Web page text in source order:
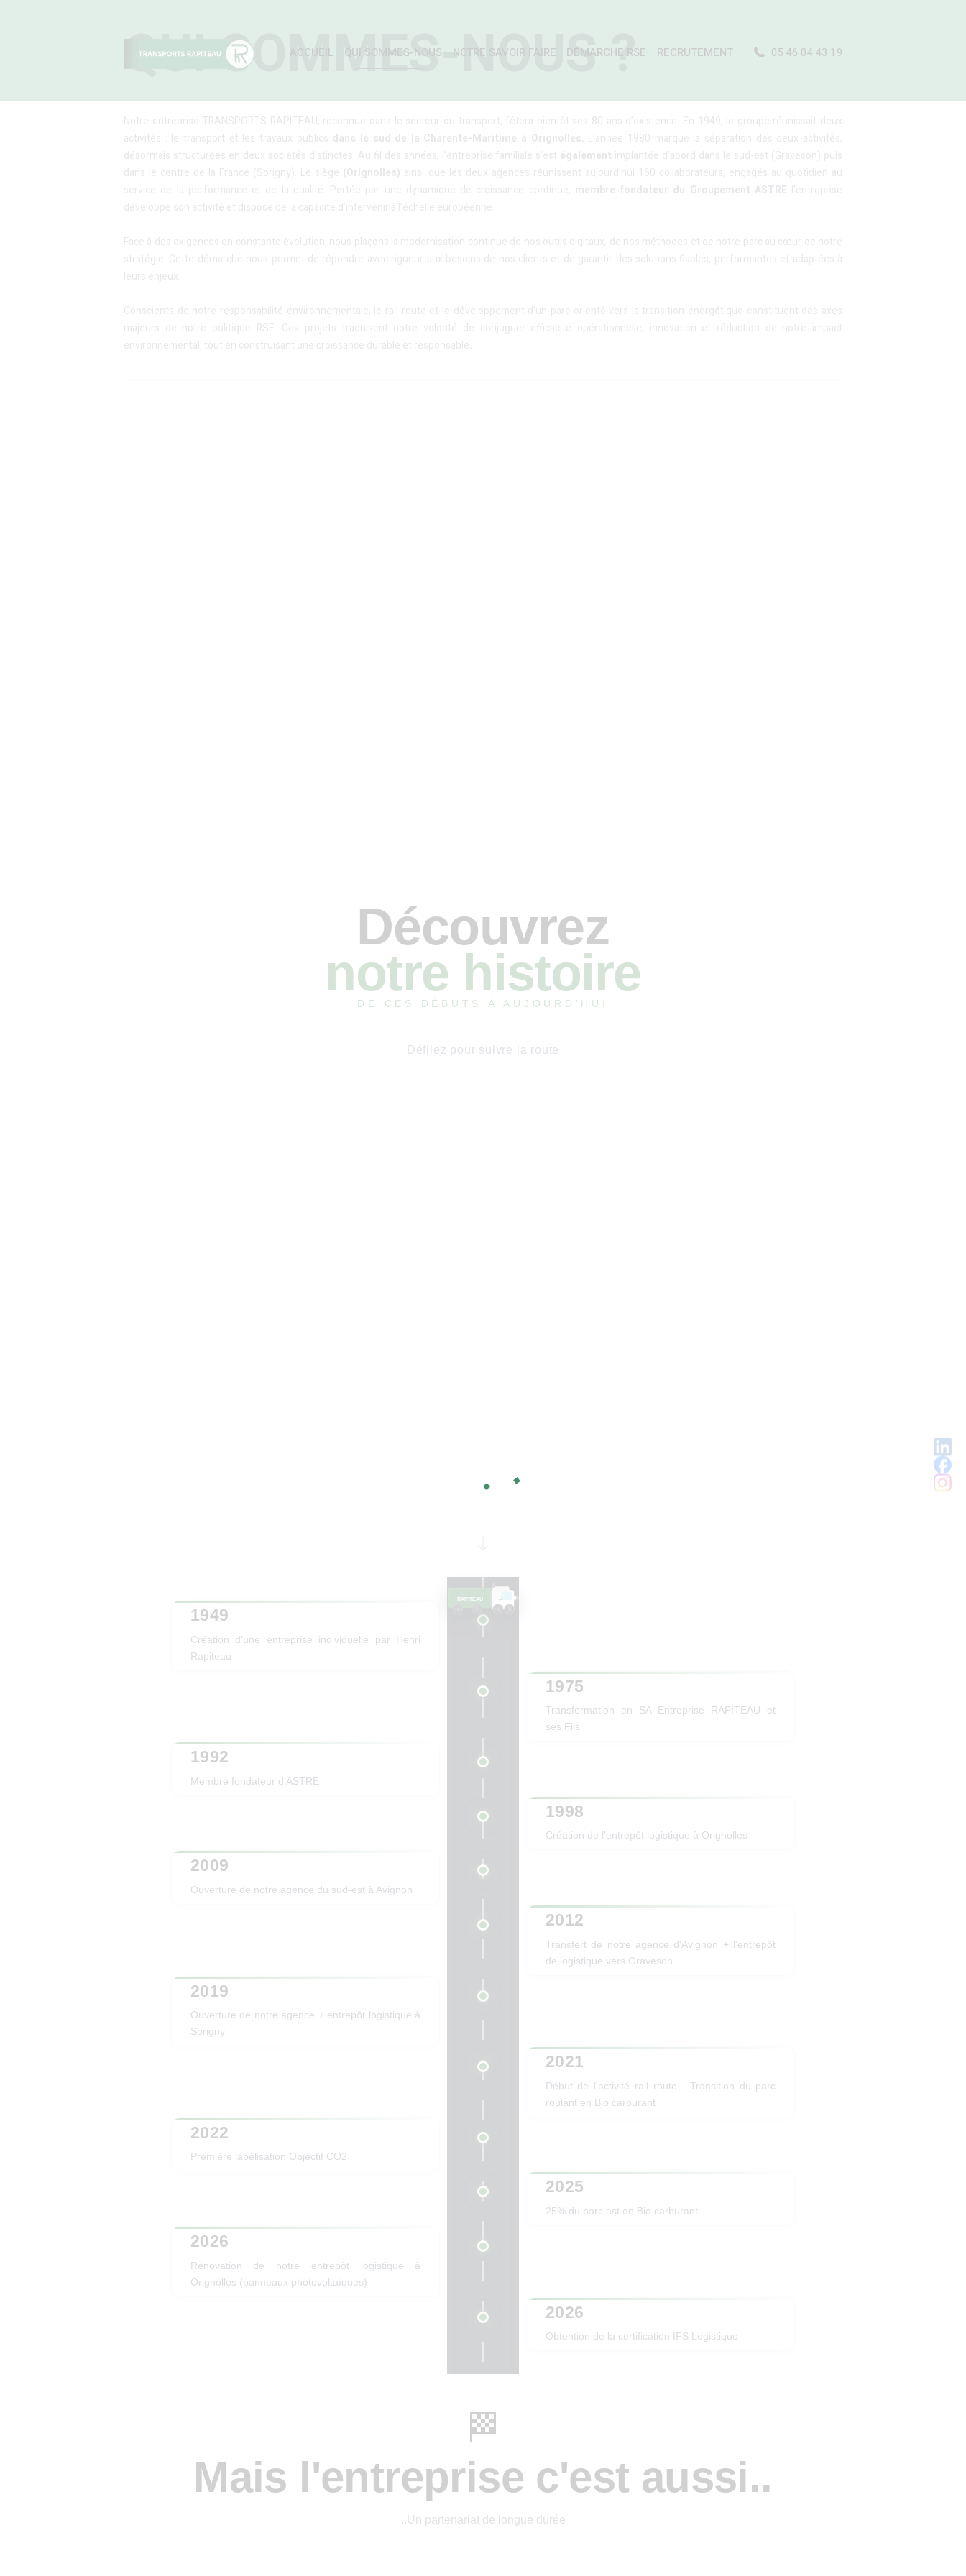
ACCUEIL QUI SOMMES-NOUS NOTRE SAVOIR FAIRE DÉMARCHE RSE RECRUTEMENT 05 46 04 43 19
QUI SOMMES-NOUS ?
Notre entreprise TRANSPORTS RAPITEAU, reconnue dans le secteur du transport, fêtera bientôt ses 80 ans d’existence. En 1949, le groupe réunissait deux
activités : le transport et les travaux publics dans le sud de la Charente-Maritime à Orignolles. L’année 1980 marque la séparation des deux activités,
désormais structurées en deux sociétés distinctes. Au fil des années, l’entreprise familiale s’est également implantée d’abord dans le sud-est (Graveson) puis
dans le centre de la France (Sorigny). Le siège (Orignolles) ainsi que les deux agences réunissent aujourd’hui 160 collaborateurs, engagés au quotidien au
service de la performance et de la qualité. Portée par une dynamique de croissance continue, membre fondateur du Groupement ASTRE l’entreprise
développe son activité et dispose de la capacité d’intervenir à l’échelle européenne.
Face à des exigences en constante évolution, nous plaçons la modernisation continue de nos outils digitaux, de nos méthodes et de notre parc au cœur de notre
stratégie. Cette démarche nous permet de répondre avec rigueur aux besoins de nos clients et de garantir des solutions fiables, performantes et adaptées à
leurs enjeux.
Conscients de notre responsabilité environnementale, le rail-route et le développement d’un parc orienté vers la transition énergétique constituent des axes
majeurs de notre politique RSE. Ces projets traduisent notre volonté de conjuguer efficacité opérationnelle, innovation et réduction de notre impact
environnemental, tout en construisant une croissance durable et responsable
Découvrez
notre histoire
DE CES DÉBUTS À AUJOURD'HUI
Défilez pour suivre la route
RAPITEAU
1949
Création d'une entreprise individuelle par Henri
Rapiteau
1975
Transformation en SA Entreprise RAPITEAU et
ses Fils
1992
Membre fondateur d'ASTRE
1998
Création de l'entrepôt logistique à Orignolles
2009
Ouverture de notre agence du sud-est à Avignon
2012
Transfert de notre agence d'Avignon + l'entrepôt
de logistique vers Graveson
2019
Ouverture de notre agence + entrepôt logistique à
Sorigny
2021
Début de l'activité rail route - Transition du parc
roulant en Bio carburant
2022
Première labélisation Objectif CO2
2025
25% du parc est en Bio carburant
2026
Rénovation de notre entrepôt logistique à
Orignolles (panneaux photovoltaïques)
2026
Obtention de la certification IFS Logistique
🏁
Mais l'entreprise c'est aussi..
..Un partenariat de longue durée